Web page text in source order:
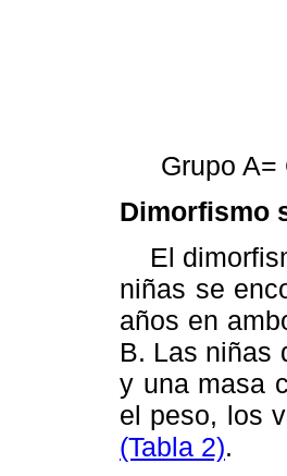
Grupo A=
Dimorfismo
El
niñas se
años en
B. Las niñas
y una masa
el peso, los
(Tabla 2).